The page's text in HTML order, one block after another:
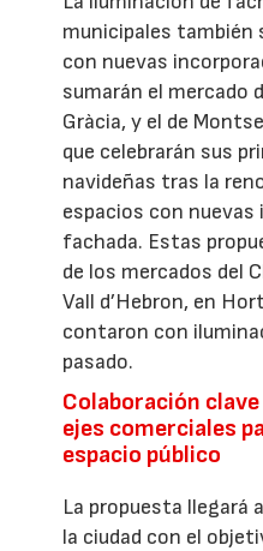
municipales también
con nuevas
sumarán el mercado
Gràcia, y el de
que celebrarán sus
navideñas tras la
espacios con nuevas
fachada. Estas
de los mercados del
Vall d’Hebron, en
contaron con
pasado.
Colaboración
ejes comerciales
espacio público
La propuesta
la ciudad con el